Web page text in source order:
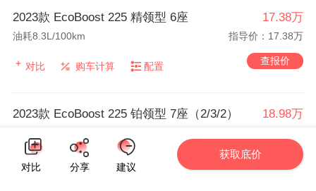
2023款 EcoBoost 225 精领型 6座 17.38万
油耗8.3L/100km 指导价：17.38万
对比 购车计算 配置 查报价
2023款 EcoBoost 225 铂领型 7座（2/3/2） 18.98万
对比 购车计算
查报价
对比
分享 建议
获取底价